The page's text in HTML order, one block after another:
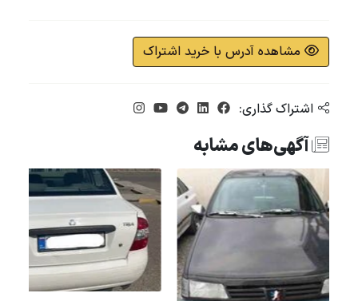
مشاهده آدرس با خرید اشتراک
اشتراک گذاری:
آگهی‌های مشابه